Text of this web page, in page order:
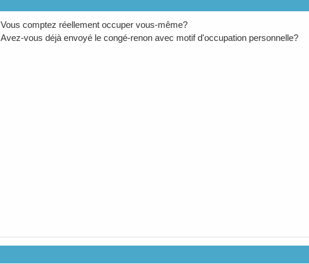
Vous comptez réellement occuper vous-même?
Avez-vous déjà envoyé le congé-renon avec motif d'occupation personnelle?